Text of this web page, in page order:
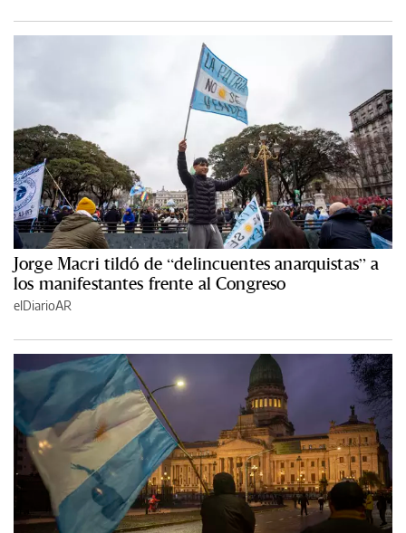
Jorge Macri tildó de “delincuentes anarquistas” a
los manifestantes frente al Congreso
elDiarioAR